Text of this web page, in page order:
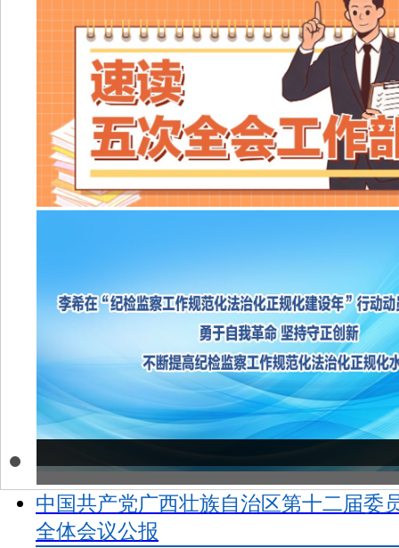
中国共产党广西壮族自治区第十二届委
全体会议公报